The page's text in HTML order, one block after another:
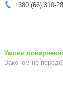
+380 (66) 310-
Законом не